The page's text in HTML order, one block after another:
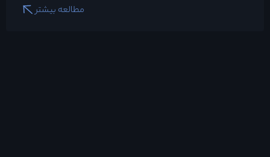
مطالعه بیشتر